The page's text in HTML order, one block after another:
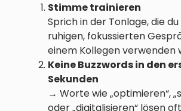
Stimme trainieren
Sprich in der Tonlage, die
ruhigen, fokussierten
einem Kollegen verwenden
Keine Buzzwords in den
Sekunden
→ Worte wie „optimieren“,
oder „digitalisieren“ lösen